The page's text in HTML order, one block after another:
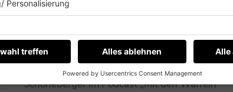
26.01.2026
EIGENTLICH NICHT?
Fynn Kliemann war zu Gast bei Barbara
Schöneberger im Podcast „Mit den Waffeln